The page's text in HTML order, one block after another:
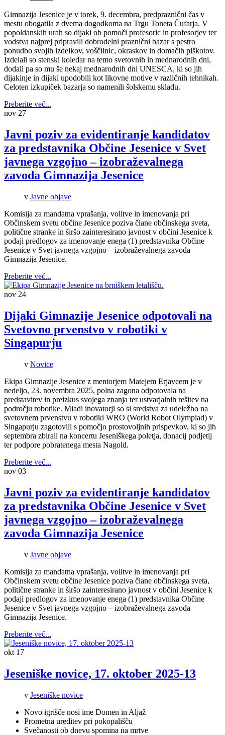
Gimnazija Jesenice je v torek, 9. decembra, predpraznični čas v
mestu obogatila z dvema dogodkoma na Trgu Toneta Čufarja. V
popoldanskih urah so dijaki ob pomoči profesoric in profesorjev ter
vodstva najprej pripravili dobrodelni praznični bazar s pestro
ponudbo svojih izdelkov, voščilnic, okraskov in domačih piškotov.
Izdelali so stenski koledar na temo svetovnih in mednarodnih dni,
dodali pa so mu še nekaj mednarodnih dni UNESCA, ki so jih
dijakinje in dijaki upodobili kot likovne motive v različnih tehnikah.
Celoten izkupiček bazarja so namenili šolskemu skladu.
Preberite več...
nov 27
Javni poziv za evidentiranje kandidatov
za predstavnika Občine Jesenice v Svet
javnega vzgojno – izobraževalnega
zavoda Gimnazija Jesenice
v Javne objave
Komisija za mandatna vprašanja, volitve in imenovanja pri
Občinskem svetu občine Jesenice poziva člane občinskega sveta,
politične stranke in širšo zainteresirano javnost v občini Jesenice k
podaji predlogov za imenovanje enega (1) predstavnika Občine
Jesenice v Svet javnega vzgojno – izobraževalnega zavoda
Gimnazija Jesenice.
Preberite več...
nov 24
Dijaki Gimnazije Jesenice odpotovali na
Svetovno prvenstvo v robotiki v
Singapurju
v Novice
Ekipa Gimnazije Jesenice z mentorjem Matejem Erjavcem je v
nedeljo, 23. novembra 2025, polna zagona odpotovala na
predstavitev in preizkus svojega znanja ter ustvarjalnih rešitev na
področju robotike. Mladi inovatorji so si sredstva za udeležbo na
svetovnem prvenstvu v robotiki WRO (World Robot Olympiad) v
Singapurju zagotovili s pomočjo prostovoljnih prispevkov, ki so jih
septembra zbirali na koncertu Jeseniškega poletja, donacij podjetij
ter podpore pobratenega mesta Nagold.
Preberite več...
nov 03
Javni poziv za evidentiranje kandidatov
za predstavnika Občine Jesenice v Svet
javnega vzgojno – izobraževalnega
zavoda Gimnazija Jesenice
v Javne objave
Komisija za mandatna vprašanja, volitve in imenovanja pri
Občinskem svetu občine Jesenice poziva člane občinskega sveta,
politične stranke in širšo zainteresirano javnost v občini Jesenice k
podaji predlogov za imenovanje enega (1) predstavnika Občine
Jesenice v Svet javnega vzgojno – izobraževalnega zavoda
Gimnazija Jesenice.
Preberite več...
okt 17
Jeseniške novice, 17. oktober 2025-13
v Jeseniške novice
Novo igrišče nosi ime Domen in Aljaž
Prometna ureditev pri pokopališču
Svečanosti ob dnevu spomina na mrtve